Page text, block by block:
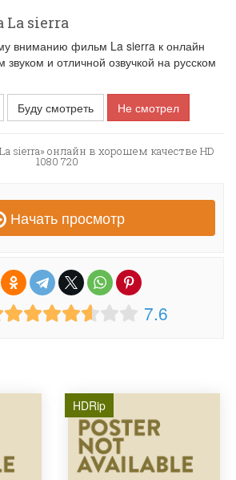
sierra
вниманию фильм La sierra к онлайн
и отличной озвучкой на русском
Буду смотреть Не смотрел
sierra» онлайн в хорошем качестве HD
1080 720
Начать просмотр
7.6
HDRip